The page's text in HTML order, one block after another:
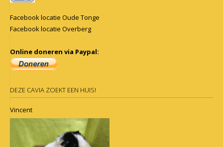
Facebook locatie Oude Tonge
Facebook locatie Overberg
Online doneren via Paypal:
DEZE CAVIA ZOEKT EEN HUIS!
Vincent